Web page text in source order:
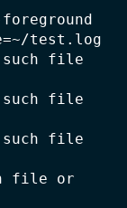
test.log
file
file
file
file or